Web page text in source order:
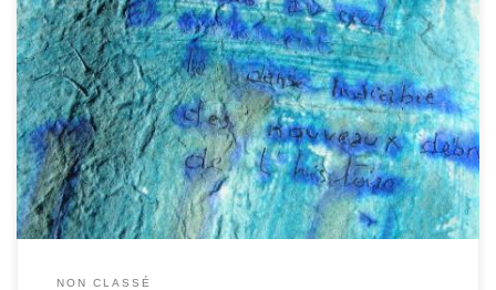
Le samedi 10 septembre, la bibliothèque de Malmedy vous offre
une journée animée par l’auteur Marianne Bastogne et l’artisan
papetier Robert Schaus à l’occasion des Journées du Patrimoine.
Cette année, ce sont les pierres et les lettres qui sont mises à
l’honneur. Ainsi, vous déambulerez dans le Malmundarium à la […]
NON CLASSÉ